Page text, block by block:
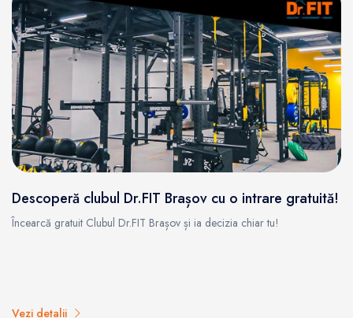
Descoperă clubul Dr.FIT Brașov cu o intrare gratuită!
Încearcă gratuit Clubul Dr.FIT Brașov și ia decizia chiar tu!
Vezi detalii